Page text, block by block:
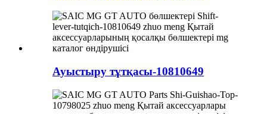
Ауыстыру тұтқасы-10810649